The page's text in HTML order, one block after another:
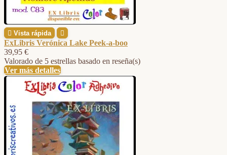
 Vista rápida 
ExLibris Verónica Lake Peek-a-boo
39,95 €
Valorado de 5 estrellas basado en reseña(s)
Ver más detalles